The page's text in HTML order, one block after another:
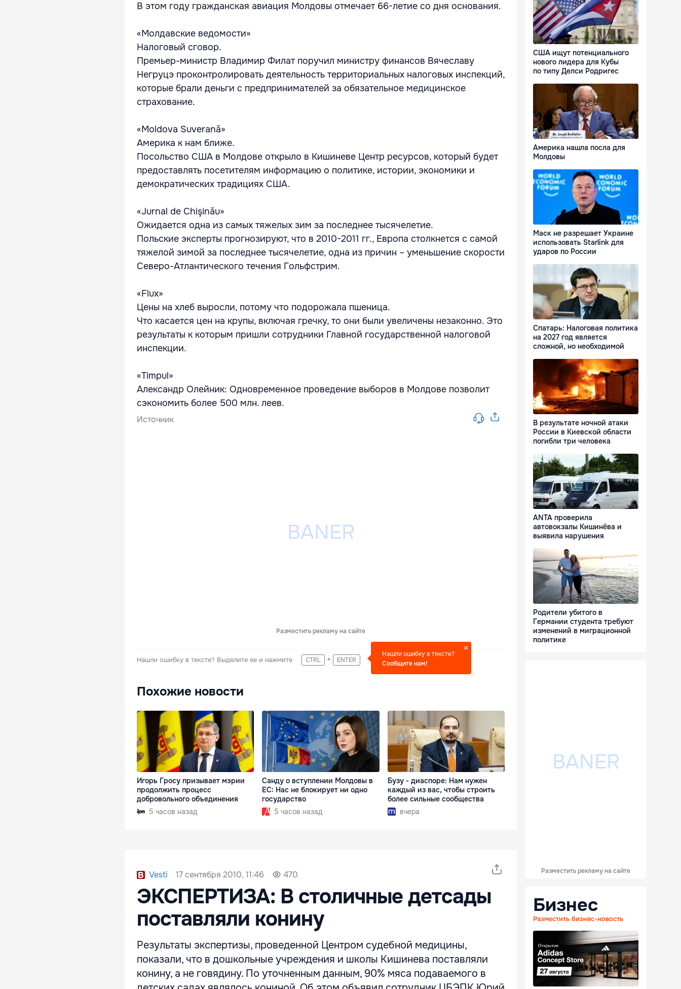
В этом году гражданская авиация Молдовы отмечает 66-летие со дня основания.
«Молдавские ведомости»
Налоговый сговор.
Премьер-министр Владимир Филат поручил министру финансов Вячеславу
Негруцэ проконтролировать деятельность территориальных налоговых инспекций,
которые брали деньги с предпринимателей за обязательное медицинское
страхование.
«Moldova Suverană»
Америка к нам ближе.
Посольство США в Молдове открыло в Кишиневе Центр ресурсов, который будет
предоставлять посетителям информацию о политике, истории, экономики и
демократических традициях США.
«Jurnal de Chişinău»
Ожидается одна из самых тяжелых зим за последнее тысячелетие.
Польские эксперты прогнозируют, что в 2010-2011 гг., Европа столкнется с самой
тяжелой зимой за последнее тысячелетие, одна из причин – уменьшение скорости
Северо-Атлантического течения Гольфстрим.
«Flux»
Цены на хлеб выросли, потому что подорожала пшеница.
Что касается цен на крупы, включая гречку, то они были увеличены незаконно. Это
результаты к которым пришли сотрудники Главной государственной налоговой
инспекции.
«Timpul»
Александр Олейник: Одновременное проведение выборов в Молдове позволит
сэкономить более 500 млн. леев.
Источник
Разместить рекламу на сайте
Нашли ошибку в тексте? Выделите ее и нажмите CTRL + ENTER
Нашли ошибку в тексте?
Сообщите нам!
Похожие новости
Игорь Гросу призывает мэрии
продолжить процесс
добровольного объединения
5 часов назад
Санду о вступлении Молдовы в
ЕС: Нас не блокирует ни одно
государство
5 часов назад
Бузу - диаспоре: Нам нужен
каждый из вас, чтобы строить
более сильные сообщества
вчера
Vesti 17 сентября 2010, 11:46 470
ЭКСПЕРТИЗА: В столичные детсады
поставляли конину
Результаты экспертизы, проведенной Центром судебной медицины,
показали, что в дошкольные учреждения и школы Кишинева поставляли
конину, а не говядину. По уточненным данным, 90% мяса подаваемого в
США ищут потенциального
нового лидера для Кубы
по типу Делси Родригес
Америка нашла посла для
Молдовы
Маск не разрешает Украине
использовать Starlink для
ударов по России
Спатарь: Налоговая политика
на 2027 год является
сложной, но необходимой
В результате ночной атаки
России в Киевской области
погибли три человека
ANTA проверила
автовокзалы Кишинёва и
выявила нарушения
Родители убитого в
Германии студента требуют
изменений в миграционной
политике
Разместить рекламу на сайте
Бизнес
Разместить бизнес-новость